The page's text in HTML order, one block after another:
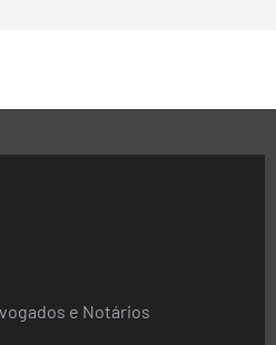
e Notários